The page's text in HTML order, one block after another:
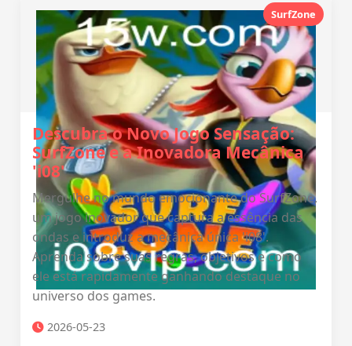
SurfZone
Descubra o Novo Jogo Sensação:
SurfZone e a Inovadora Mecânica
'i08'
Mergulhe no mundo emocionante do SurfZone,
um jogo inovador que captura a essência das
ondas e introduz a mecânica única 'i08'.
Aprenda sobre suas regras, objetivos e como
ele está rapidamente ganhando destaque no
universo dos games.
2026-05-23